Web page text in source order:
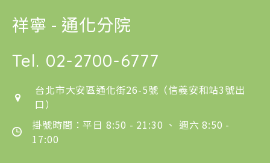
祥寧 - 通化分院
Tel. 02-2700-6777
台北市大安區通化街26-5號（信義安和站3號出
口）
掛號時間：平日 8:50 - 21:30 、 週六 8:50 -
17:00